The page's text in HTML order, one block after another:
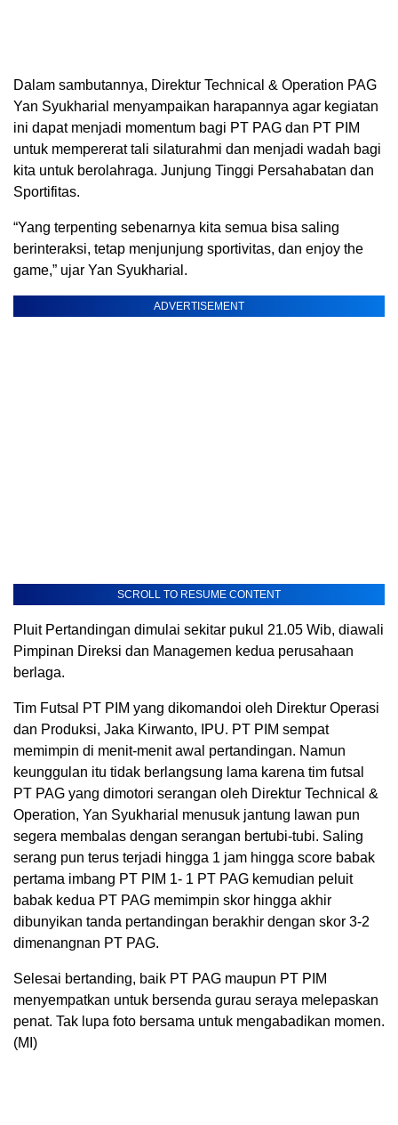
Dalam sambutannya, Direktur Technical & Operation PAG
Yan Syukharial menyampaikan harapannya agar kegiatan
ini dapat menjadi momentum bagi PT PAG dan PT PIM
untuk mempererat tali silaturahmi dan menjadi wadah bagi
kita untuk berolahraga. Junjung Tinggi Persahabatan dan
Sportifitas.
“Yang terpenting sebenarnya kita semua bisa saling
berinteraksi, tetap menjunjung sportivitas, dan enjoy the
game,” ujar Yan Syukharial.
ADVERTISEMENT
SCROLL TO RESUME CONTENT
Pluit Pertandingan dimulai sekitar pukul 21.05 Wib, diawali
Pimpinan Direksi dan Managemen kedua perusahaan
berlaga.
Tim Futsal PT PIM yang dikomandoi oleh Direktur Operasi
dan Produksi, Jaka Kirwanto, IPU. PT PIM sempat
memimpin di menit-menit awal pertandingan. Namun
keunggulan itu tidak berlangsung lama karena tim futsal
PT PAG yang dimotori serangan oleh Direktur Technical &
Operation, Yan Syukharial menusuk jantung lawan pun
segera membalas dengan serangan bertubi-tubi. Saling
serang pun terus terjadi hingga 1 jam hingga score babak
pertama imbang PT PIM 1- 1 PT PAG kemudian peluit
babak kedua PT PAG memimpin skor hingga akhir
dibunyikan tanda pertandingan berakhir dengan skor 3-2
dimenangnan PT PAG.
Selesai bertanding, baik PT PAG maupun PT PIM
menyempatkan untuk bersenda gurau seraya melepaskan
penat. Tak lupa foto bersama untuk mengabadikan momen.
(MI)